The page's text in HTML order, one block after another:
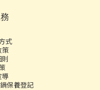
式
策
導
保養登記